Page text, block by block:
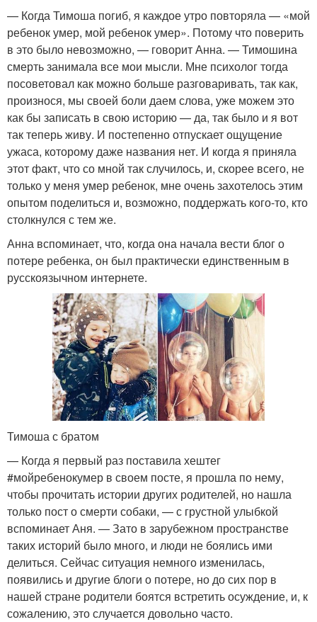
— Когда Тимоша погиб, я каждое утро повторяла — «мой
ребенок умер, мой ребенок умер». Потому что поверить
в это было невозможно, — говорит Анна. — Тимошина
смерть занимала все мои мысли. Мне психолог тогда
посоветовал как можно больше разговаривать, так как,
произнося, мы своей боли даем слова, уже можем это
как бы записать в свою историю — да, так было и я вот
так теперь живу. И постепенно отпускает ощущение
ужаса, которому даже названия нет. И когда я приняла
этот факт, что со мной так случилось, и, скорее всего, не
только у меня умер ребенок, мне очень захотелось этим
опытом поделиться и, возможно, поддержать кого-то, кто
столкнулся с тем же.
Анна вспоминает, что, когда она начала вести блог о
потере ребенка, он был практически единственным в
русскоязычном интернете.
Тимоша с братом
— Когда я первый раз поставила хештег
#мойребенокумер в своем посте, я прошла по нему,
чтобы прочитать истории других родителей, но нашла
только пост о смерти собаки, — с грустной улыбкой
вспоминает Аня. — Зато в зарубежном пространстве
таких историй было много, и люди не боялись ими
делиться. Сейчас ситуация немного изменилась,
появились и другие блоги о потере, но до сих пор в
нашей стране родители боятся встретить осуждение, и, к
сожалению, это случается довольно часто.